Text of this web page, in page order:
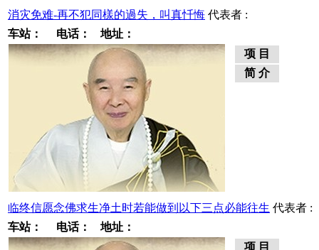
消灾免难-再不犯同樣的過失，叫真忏悔 代表者 :
车站：
电话：
地址：
项 目
简 介
临终信愿念佛求生净土时若能做到以下三点必能往生 代表者 :
车站：
电话：
地址：
项 目